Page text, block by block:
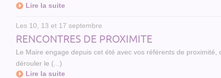
Lire la suite
Les 10, 13 et 17 septembre
RENCONTRES DE PROXIMITE
Le Maire engage depuis cet été avec vos référents de
dérouler le (...)
Lire la suite